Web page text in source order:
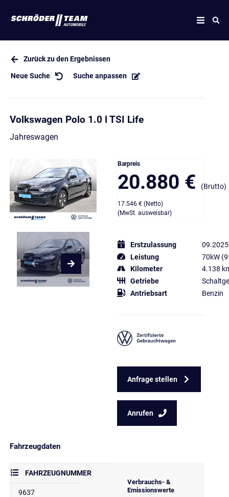
Zurück zu den Ergebnissen
Neue Suche Suche anpassen
Volkswagen Polo 1.0 l TSI Life
Jahreswagen
Barpreis
20.880 € (Brutto)
17.546 € (Netto)
(MwSt. ausweisbar)
Erstzulassung
09.2025
Leistung
70kW
Kilometer
4.138
Getriebe
Antriebsart
Benzin
Anfrage stellen
Anrufen
Fahrzeugdaten
FAHRZEUGNUMMER
9637
Verbrauchs- &
Emissionswerte